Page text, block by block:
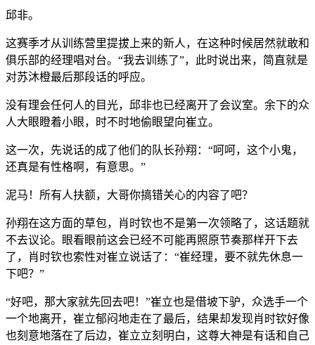
邱非。
这赛季才从训练营里提拔上来的新人，在这种时候居然就敢和
俱乐部的经理唱对台。“我去训练了”，此时说出来，简直就是
对苏沐橙最后那段话的呼应。
没有理会任何人的目光，邱非也已经离开了会议室。余下的众
人大眼瞪着小眼，时不时地偷眼望向崔立。
这一次，先说话的成了他们的队长孙翔：“呵呵，这个小鬼，
还真是有性格啊，有意思。”
泥马！所有人扶额，大哥你搞错关心的内容了吧？
孙翔在这方面的草包，肖时钦也不是第一次领略了，这话题就
不去议论。眼看眼前这会已经不可能再照原节奏那样开下去
了，肖时钦也索性对崔立说话了：“崔经理，要不就先休息一
下吧？”
“好吧，那大家就先回去吧！”崔立也是借坡下驴，众选手一个
一个地离开，崔立郁闷地走在了最后，结果却发现肖时钦好像
也刻意地落在了后边，崔立立刻明白，这尊大神是有话和自己